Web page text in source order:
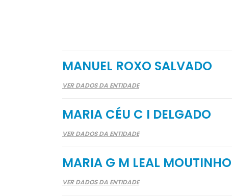
MANUEL ROXO SALVADO
VER DADOS DA ENTIDADE
MARIA CÉU C I DELGADO
VER DADOS DA ENTIDADE
MARIA G M LEAL MOUTINHO
VER DADOS DA ENTIDADE